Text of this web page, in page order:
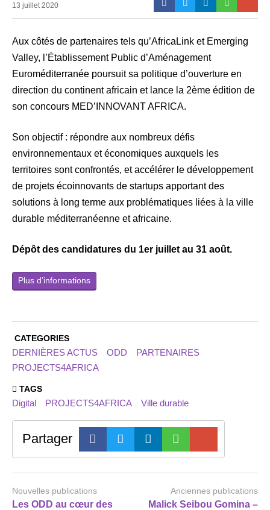
13 juillet 2020
Aux côtés de partenaires tels qu’AfricaLink et Emerging
Valley, l’Établissement Public d’Aménagement
Euroméditerranée poursuit sa politique d’ouverture en
direction du continent africain et lance la 2ème édition de
son concours MED’INNOVANT AFRICA.
Son objectif : répondre aux nombreux défis
environnementaux et économiques auxquels les
territoires sont confrontés, et accélérer le développement
de projets écoinnovants de startups apportant des
solutions à long terme aux problématiques liées à la ville
durable méditerranéenne et africaine.
Dépôt des candidatures du 1er juillet au 31 août.
Plus d’informations
CATEGORIES
DERNIÈRES ACTUS ODD
PARTENAIRES
PROJECTS4AFRICA
TAGS
Digital PROJECTS4AFRICA Ville durable
Partager
Nouvelles publications
Les ODD au cœur des
Anciennes publications
Malick Seibou Gomina –